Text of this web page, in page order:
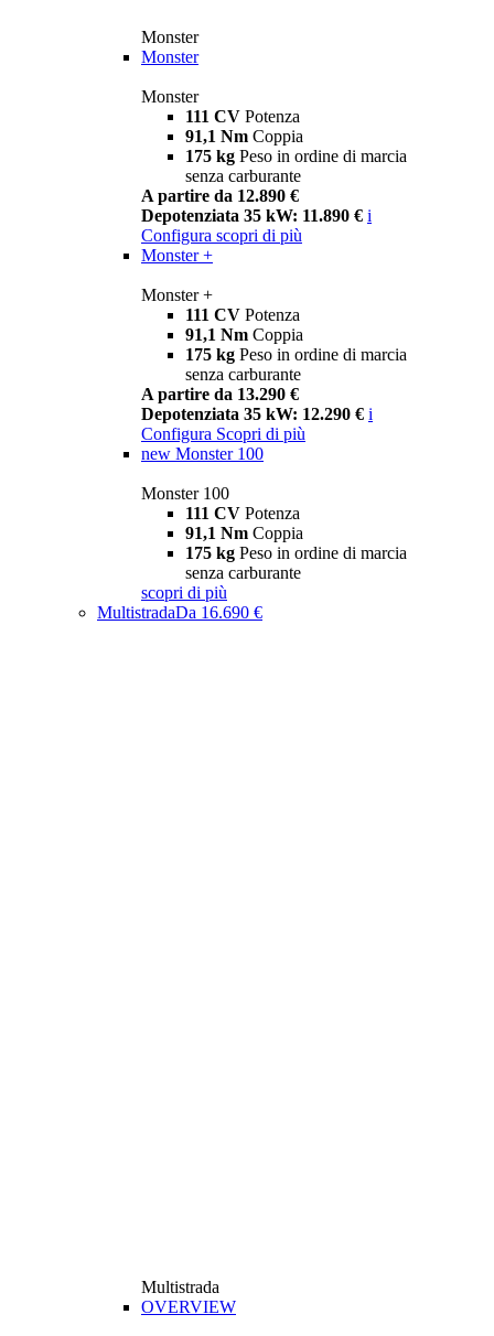
Monster
Monster
Monster
111 CV Potenza
91,1 Nm Coppia
175 kg Peso in ordine di marcia
senza carburante
A partire da 12.890 €
Depotenziata 35 kW: 11.890 € i
Configura scopri di più
Monster +
Monster +
111 CV Potenza
91,1 Nm Coppia
175 kg Peso in ordine di marcia
senza carburante
A partire da 13.290 €
Depotenziata 35 kW: 12.290 € i
Configura Scopri di più
new Monster 100
Monster 100
111 CV Potenza
91,1 Nm Coppia
175 kg Peso in ordine di marcia
senza carburante
scopri di più
MultistradaDa 16.690 €
Multistrada
OVERVIEW